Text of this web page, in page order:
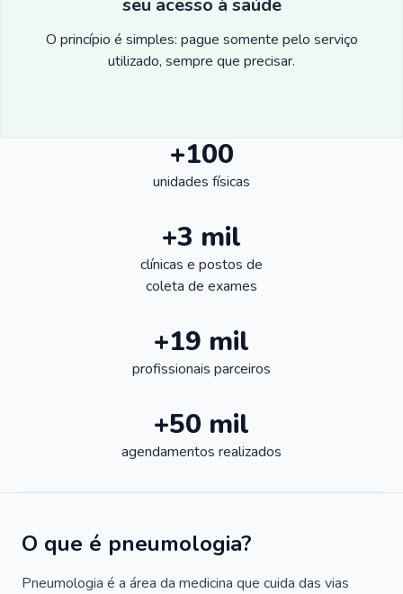
seu acesso à saúde
O princípio é simples: pague somente pelo serviço
utilizado, sempre que precisar.
+100
unidades físicas
+3 mil
clínicas e postos de
coleta de exames
+19 mil
profissionais parceiros
+50 mil
agendamentos realizados
O que é pneumologia?
Pneumologia é a área da medicina que cuida das vias